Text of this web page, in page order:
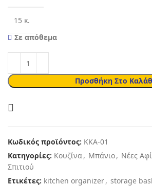
15 κ.
Σε απόθεμα
Προσθήκη Στο
Κωδικός προϊόντος: KKA-01
Κατηγορίες: Κουζίνα , Μπάνιο, Νέες
Σπιτιού
Ετικέτες: kitchen organizer, storage